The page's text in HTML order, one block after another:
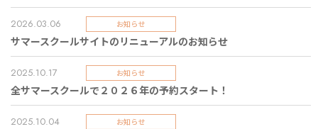
2026.03.06 お知らせ
サマースクールサイトのリニューアルのお知らせ
2025.10.17 お知らせ
全サマースクールで２０２６年の予約スタート！
2025.10.04 お知らせ